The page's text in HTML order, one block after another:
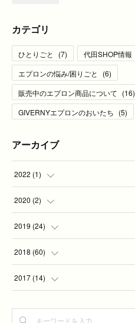
カテゴリ
ひとりごと (7) 代田SHOP情報
エプロンの悩み/困りごと
(6)
販売中のエプロン商品について (16)
GIVERNYエプロンのおいたち (5)
アーカイブ
2022 (1)
( )
2020 (2)
(2
2019 (24)
(2
(7
2018 (60)
(1
2017 (14)